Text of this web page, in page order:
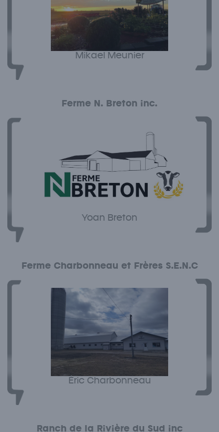
Mikael Meunier
Ferme N. Breton inc.
Yoan Breton
Ferme Charbonneau et Frères S.E.N.C
Éric Charbonneau
Ranch de la Rivière du Sud inc